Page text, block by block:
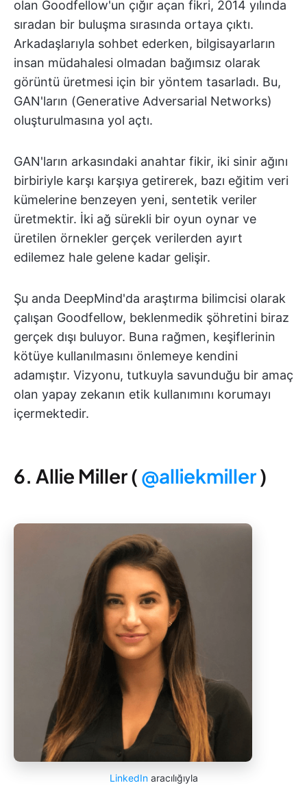
olan Goodfellow'un çığır açan fikri, 2014 yılında
sıradan bir buluşma sırasında ortaya çıktı.
Arkadaşlarıyla sohbet ederken, bilgisayarların
insan müdahalesi olmadan bağımsız olarak
görüntü üretmesi için bir yöntem tasarladı. Bu,
GAN'ların (Generative Adversarial Networks)
oluşturulmasına yol açtı.
GAN'ların arkasındaki anahtar fikir, iki sinir ağını
birbiriyle karşı karşıya getirerek, bazı eğitim veri
kümelerine benzeyen yeni, sentetik veriler
üretmektir. İki ağ sürekli bir oyun oynar ve
üretilen örnekler gerçek verilerden ayırt
edilemez hale gelene kadar gelişir.
Şu anda DeepMind'da araştırma bilimcisi olarak
çalışan Goodfellow, beklenmedik şöhretini biraz
gerçek dışı buluyor. Buna rağmen, keşiflerinin
kötüye kullanılmasını önlemeye kendini
adamıştır. Vizyonu, tutkuyla savunduğu bir amaç
olan yapay zekanın etik kullanımını korumayı
içermektedir.
6. Allie Miller ( @alliekmiller)
LinkedInaracılığıyla